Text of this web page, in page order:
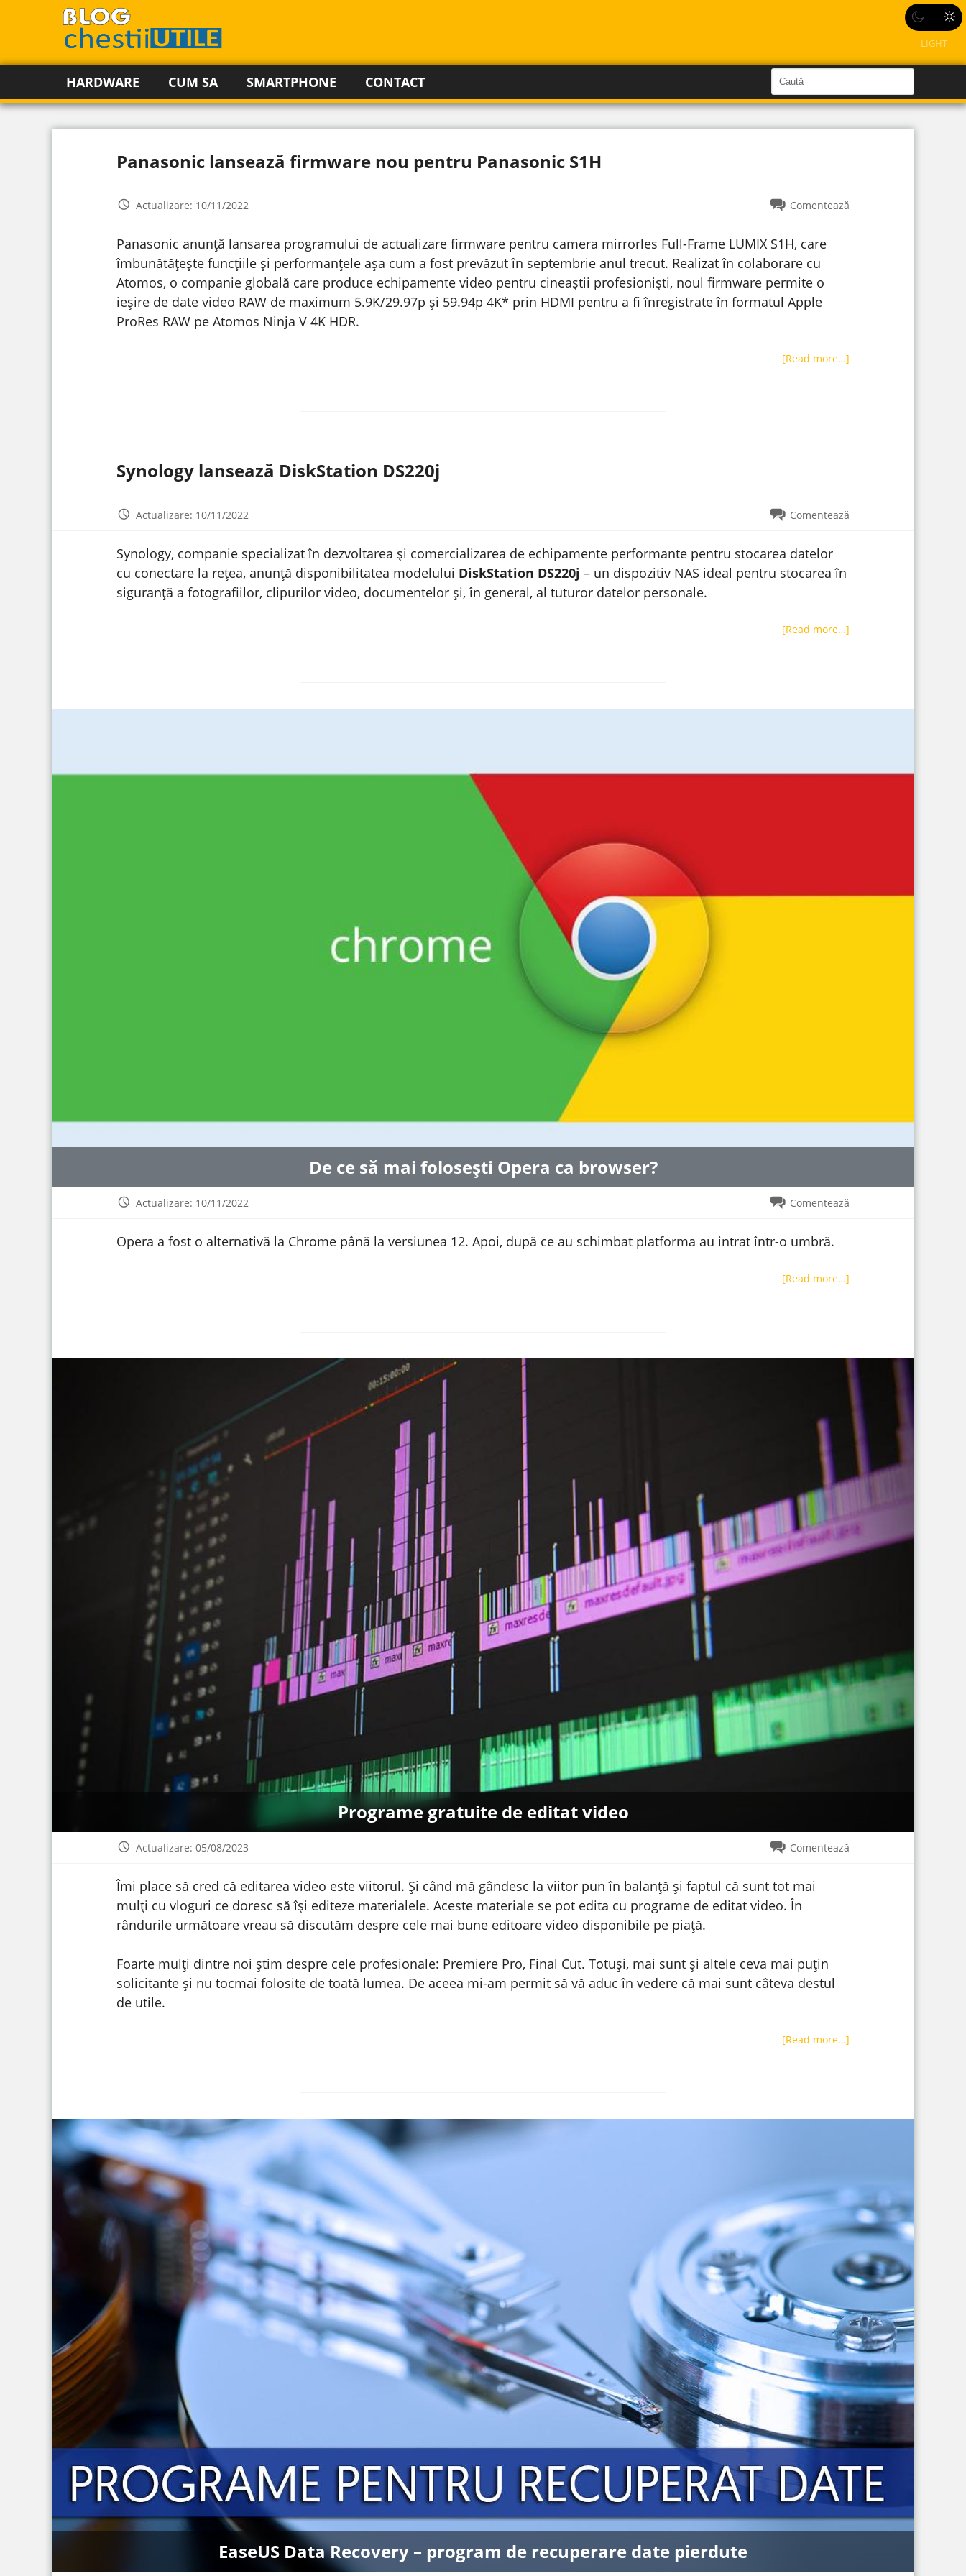
LIGHT
HARDWARE CUM SA SMARTPHONE CONTACT
a
n
i
t
e
C
a
Panasonic lansează firmware nou pentru Panasonic S1H
Actualizare: 10/11/2022 Comentează
Panasonic anunță lansarea programului de actualizare firmware pentru camera mirrorles Full-Frame LUMIX S1H, care
îmbunătățește funcțiile și performanțele așa cum a fost prevăzut în septembrie anul trecut. Realizat în colaborare cu
Atomos, o companie globală care produce echipamente video pentru cineaștii profesioniști, noul firmware permite o
ieșire de date video RAW de maximum 5.9K/29.97p și 59.94p 4K* prin HDMI pentru a fi înregistrate în formatul Apple
ProRes RAW pe Atomos Ninja V 4K HDR.
[Read more…]
Synology lansează DiskStation DS220j
Actualizare: 10/11/2022 Comentează
Synology, companie specializat în dezvoltarea și comercializarea de echipamente performante pentru stocarea datelor
cu conectare la rețea, anunţă disponibilitatea modelului DiskStation DS220j – un dispozitiv NAS ideal pentru stocarea în
siguranță a fotografiilor, clipurilor video, documentelor și, în general, al tuturor datelor personale.
[Read more…]
De ce să mai folosești Opera ca browser?
Actualizare: 10/11/2022 Comentează
Opera a fost o alternativă la Chrome până la versiunea 12. Apoi, după ce au schimbat platforma au intrat într-o umbră.
[Read more…]
Programe gratuite de editat video
Actualizare: 05/08/2023 Comentează
Îmi place să cred că editarea video este viitorul. Și când mă gândesc la viitor pun în balanță și faptul că sunt tot mai
mulți cu vloguri ce doresc să își editeze materialele. Aceste materiale se pot edita cu programe de editat video. În
rândurile următoare vreau să discutăm despre cele mai bune editoare video disponibile pe piață.
Foarte mulți dintre noi știm despre cele profesionale: Premiere Pro, Final Cut. Totuși, mai sunt și altele ceva mai puțin
solicitante și nu tocmai folosite de toată lumea. De aceea mi-am permit să vă aduc în vedere că mai sunt câteva destul
de utile.
[Read more…]
EaseUS Data Recovery – program de recuperare date pierdute